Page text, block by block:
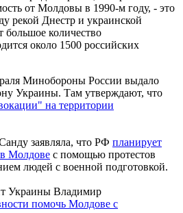
от Молдовы в 1990-м году, - это
рекой Днестр и украинской
количество
около 1500 российских
Минобороны России выдало
Украины. Там утверждают, что
на территории
заявляла, что РФ планирует
в Молдове с помощью протестов
людей с военной подготовкой.
Украины Владимир
помочь Молдове с